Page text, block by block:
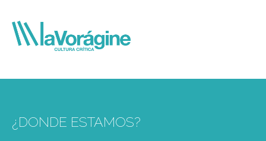
¿DONDE ESTAMOS?